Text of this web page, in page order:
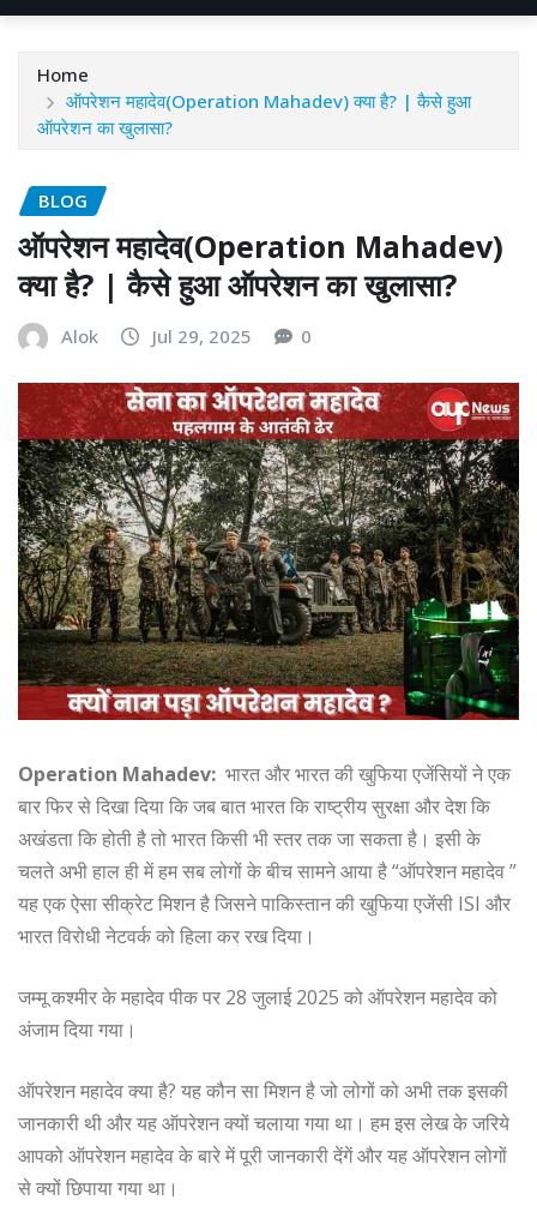
Home
ऑपरेशन महादेव(Operation Mahadev) क्या है? | कैसे हुआ
ऑपरेशन का खुलासा?
BLOG
ऑपरेशन महादेव(Operation Mahadev)
क्या है? | कैसे हुआ ऑपरेशन का खुलासा?
Alok Jul 29, 2025 0
Operation Mahadev: भारत और भारत की खुफिया एजेंसियों ने एक
बार फिर से दिखा दिया कि जब बात भारत कि राष्ट्रीय सुरक्षा और देश कि
अखंडता कि होती है तो भारत किसी भी स्तर तक जा सकता है। इसी के
चलते अभी हाल ही में हम सब लोगों के बीच सामने आया है “ऑपरेशन महादेव ”
यह एक ऐसा सीक्रेट मिशन है जिसने पाकिस्तान की खुफिया एजेंसी ISI और
भारत विरोधी नेटवर्क को हिला कर रख दिया।
जम्मू कश्मीर के महादेव पीक पर 28 जुलाई 2025 को ऑपरेशन महादेव को
अंजाम दिया गया।
ऑपरेशन महादेव क्या है? यह कौन सा मिशन है जो लोगों को अभी तक इसकी
जानकारी थी और यह ऑपरेशन क्यों चलाया गया था। हम इस लेख के जरिये
आपको ऑपरेशन महादेव के बारे में पूरी जानकारी देंगें और यह ऑपरेशन लोगों
से क्यों छिपाया गया था।